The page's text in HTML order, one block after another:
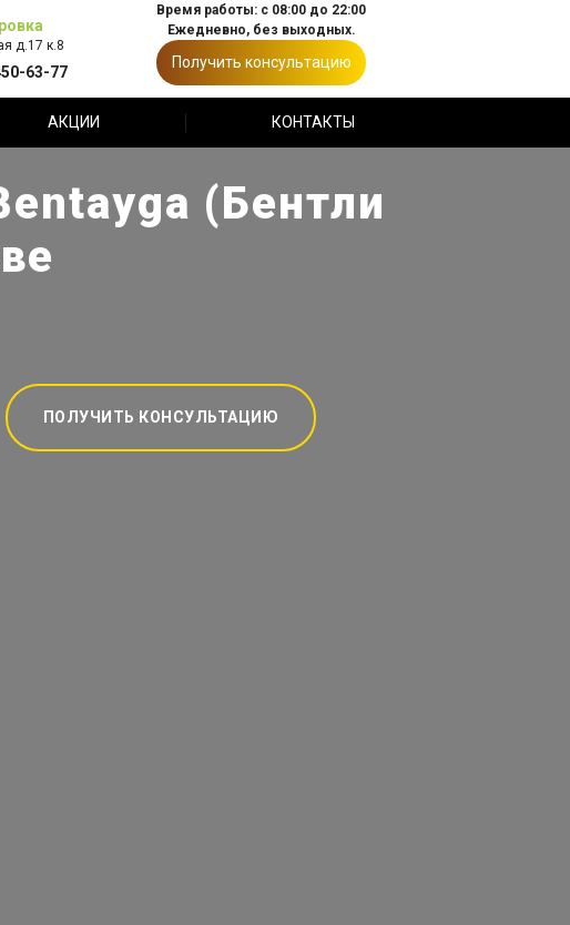
д.17 к.8
63-77
Время работы: с 08:00 до 22:00
Ежедневно, без выходных.
Получить консультацию
АКЦИИ КОНТАКТЫ
(Бентли
ПОЛУЧИТЬ КОНСУЛЬТАЦИЮ